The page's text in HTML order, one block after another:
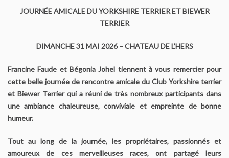
Le Yorkshire
Le standard et les points de non confirmation
La morphologie en images
La formule dentaire
Parlons texture et couleur
JOURNÉE AMICALE DU YORKSHIRE TERRIER ET BIEWER
TERRIER
DIMANCHE 31 MAI 2026 – CHATEAU DE L’HERS
Francine Faude et Bégonia Johel tiennent à vous remercier pour
cette belle journée de rencontre amicale du Club Yorkshire terrier
et Biewer Terrier qui a réuni de très nombreux participants dans
une ambiance chaleureuse, conviviale et empreinte de bonne
humeur.
Tout au long de la journée, les propriétaires, passionnés et
amoureux de ces merveilleuses races, ont partagé leurs